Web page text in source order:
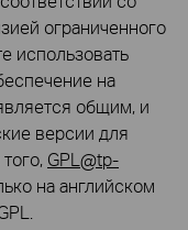
ограниченного
использовать
на
общим, и
версии для
GPL@tp-
на английском